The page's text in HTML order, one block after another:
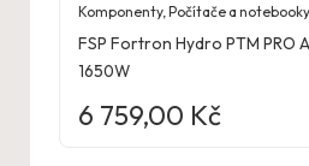
Komponenty,Počítače a notebooky
FSP Fortron Hydro PTM PRO
1650W
6 759,00 Kč